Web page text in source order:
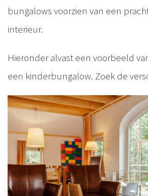
bungalows voorzien van een
interieur.
Hieronder alvast een voorbeeld
een kinderbungalow. Zoek de